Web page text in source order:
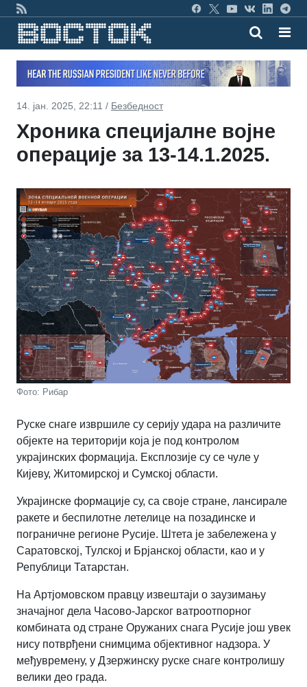
14. јан. 2025, 22:11 / Безбедност
Хроника специјалне војне
операције за 13-14.1.2025.
Фото: Рибар
Руске снаге извршиле су серију удара на различите
објекте на територији која је под контролом
украјинских формација. Експлозије су се чуле у
Кијеву, Житомирској и Сумској области.
Украјинске формације су, са своје стране, лансирале
ракете и беспилотне летелице на позадинске и
пограничне регионе Русије. Штета је забележена у
Саратовској, Тулској и Брјанској области, као и у
Републици Татарстан.
На Артјомовском правцу извештаји о заузимању
значајног дела Часово-Јарског ватроотпорног
комбината од стране Оружаних снага Русије још увек
нису потврђени снимцима објективног надзора. У
међувремену, у Дзержинску руске снаге контролишу
велики део града.